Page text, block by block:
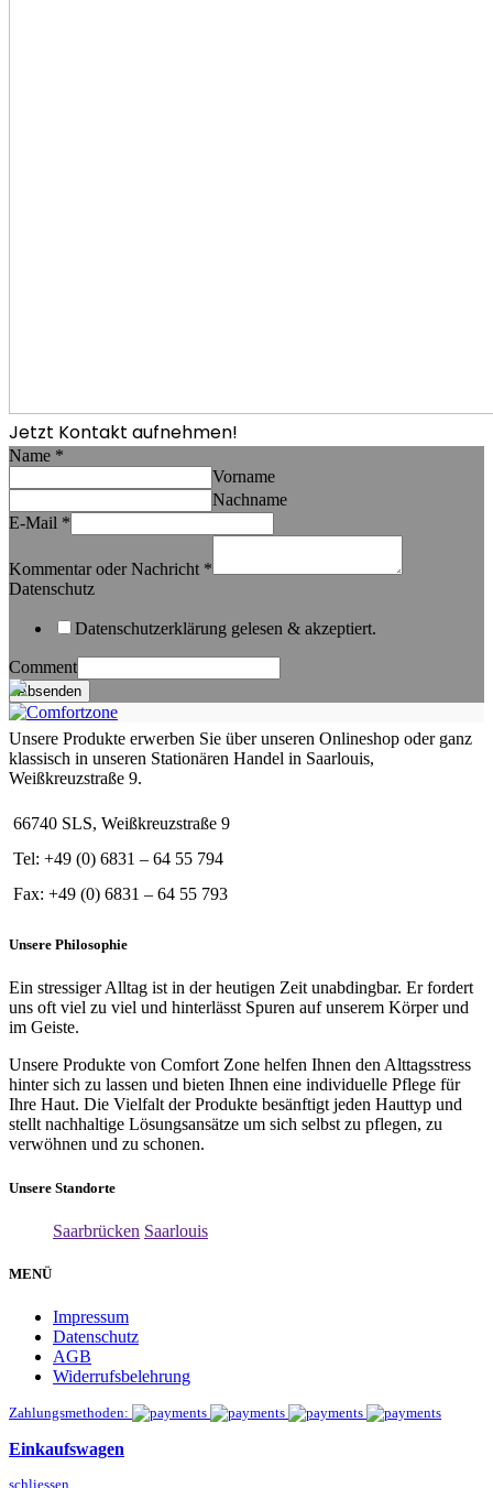
Jetzt Kontakt aufnehmen!
Name *
Vorname
Nachname
E-Mail *
Kommentar oder Nachricht *
Datenschutz
Datenschutzerklärung gelesen & akzeptiert.
Comment
Absenden
Unsere Produkte erwerben Sie über unseren Onlineshop oder ganz
klassisch in unseren Stationären Handel in Saarlouis,
Weißkreuzstraße 9.
66740 SLS, Weißkreuzstraße 9
Tel: +49 (0) 6831 – 64 55 794
Fax: +49 (0) 6831 – 64 55 793
Unsere Philosophie
Ein stressiger Alltag ist in der heutigen Zeit unabdingbar. Er fordert
uns oft viel zu viel und hinterlässt Spuren auf unserem Körper und
im Geiste.
Unsere Produkte von Comfort Zone helfen Ihnen den Alttagsstress
hinter sich zu lassen und bieten Ihnen eine individuelle Pflege für
Ihre Haut. Die Vielfalt der Produkte besänftigt jeden Hauttyp und
stellt nachhaltige Lösungsansätze um sich selbst zu pflegen, zu
verwöhnen und zu schonen.
Unsere Standorte
Saarbrücken Saarlouis
MENÜ
Impressum
Datenschutz
AGB
Widerrufsbelehrung
Zahlungsmethoden:
Einkaufswagen
schliessen